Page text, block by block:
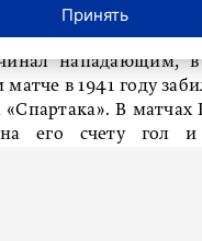
с поля игрока
футбол был
нападающим, в
в 1941 году
«Спартака». В
его счету гол и
Принять